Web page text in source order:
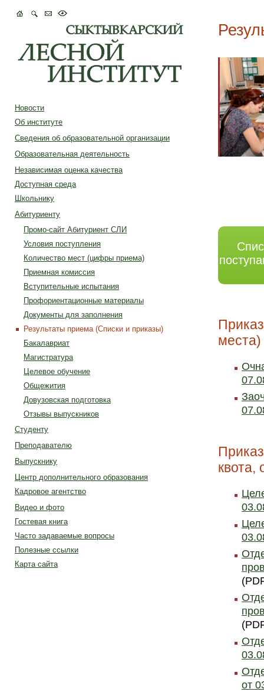
Новости
Об институте
Сведения об образовательной организации
Образовательная деятельность
Независимая оценка качества
Доступная среда
Школьнику
Абитуриенту
Промо-сайт Абитуриент СЛИ
Условия поступления
Количество мест (цифры приема)
Приемная комиссия
Вступительные испытания
Профориентационные материалы
Документы для заполнения
Результаты приема (Списки и приказы)
Бакалавриат
Магистратура
Целевое обучение
Общежития
Довузовская подготовка
Отзывы выпускников
Студенту
Преподавателю
Выпускнику
Центр дополнительного образования
Кадровое агентство
Видео и фото
Гостевая книга
Часто задаваемые вопросы
Полезные ссылки
Карта сайта
места)
квота,
от